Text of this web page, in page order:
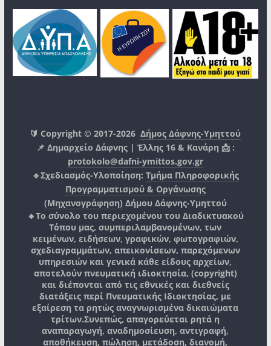
🔰 Copyright © 2017-2026Δήμος Δάφνης-Υμηττού
📌 Δημαρχείο Δάφνης | Έλλης 16 & Κανάρη 📩 :
protokolo@dafni-ymittos.gov.gr
🔹Σχεδιασμός-Υλοποίηση: Τμήμα Πληροφορικής
Προγραμματισμού & Οργάνωσης
(Μηχανογράφηση) Δήμου Δάφνης-Υμηττού
🔸Το σύνολο του περιεχομένου του Διαδικτυακού
Τόπου μας, συμπεριλαμβανομένων, των
κειμένων, ειδήσεων, γραφικών, φωτογραφιών,
σχεδιαγραμμάτων, απεικονίσεων, παρεχόμενων
υπηρεσιών και γενικά κάθε είδους αρχείων,
αποτελούν πνευματική ιδιοκτησία, (copyright)
και διέπονται από τις εθνικές και διεθνείς
διατάξεις περί Πνευματικής Ιδιοκτησίας, με
εξαίρεση τα ρητώς αναγνωρισμένα δικαιώματα
τρίτων.Συνεπώς, απαγορεύεται ρητά η
αναπαραγωγή, αναδημοσίευση, αντιγραφή,
αποθήκευση, πώληση, μετάδοση, διανομή,